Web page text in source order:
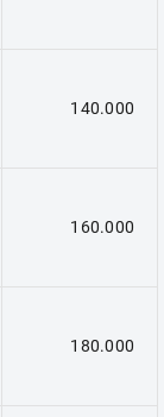
140.000
160.000
180.000